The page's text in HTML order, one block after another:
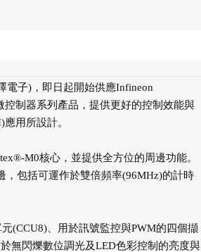
電子)，即日起開始供應Infineon
控制器系列產品，提供更好的控制效能與
用所設計。
M0核心，並提供全方位的周邊功能。
包括可運作於雙倍頻率(96MHz)的計時
(CCU8)、用於訊號監控與PWM的四個擷
無閃爍數位調光及LED色彩控制的亮度與